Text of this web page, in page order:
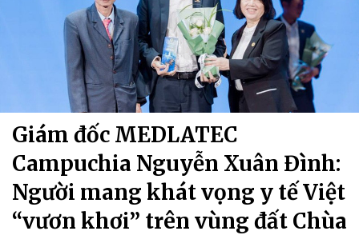
Giám đốc MEDLATEC
Campuchia Nguyễn Xuân Đình:
Người mang khát vọng y tế Việt
“vươn khơi” trên vùng đất Chùa